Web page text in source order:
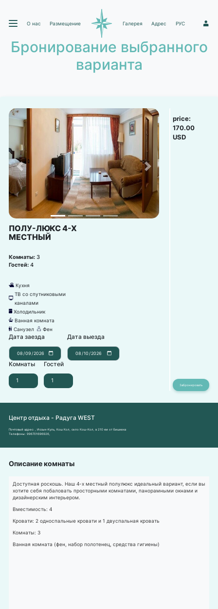
О нас Размещение Галерея Адрес РУС 1
Бронирование выбранного
варианта
Previous Next
ПОЛУ-ЛЮКС 4-Х
МЕСТНЫЙ
Комнаты: 3
Гостей: 4
댐 Кухня
넎
ТВ со спутниковыми
каналами
녒 Холодильник
넸 Ванная комната
댃 Санузел 덶 Фен
Дата заезда Дата выезда
Комнаты Гостей
price:
170.00
USD
Центр отдыха - Радуга WEST
Почтовый адрес:
, Иссык-Куль, Кош Кол, село Кош-Кол, в 210 км от Бишкека
Телефоны: 996701696926
Описание комнаты